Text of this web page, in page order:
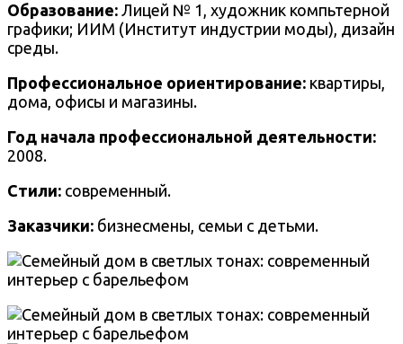
Образование: Лицей № 1, художник компьтерной
графики; ИИМ (Институт индустрии моды), дизайн
среды.
Профессиональное ориентирование: квартиры,
дома, офисы и магазины.
Год начала профессиональной деятельности:
2008.
Стили: современный.
Заказчики: бизнесмены, семьи с детьми.